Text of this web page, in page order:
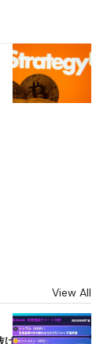
View All
で0.95ドルを試